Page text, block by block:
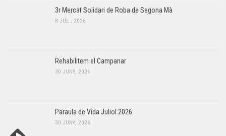
3r Mercat Solidari de Roba de Segona Mà
8 JUL., 2026
Rehabilitem el Campanar
30 JUNY, 2026
Paraula de Vida Juliol 2026
30 JUNY, 2026